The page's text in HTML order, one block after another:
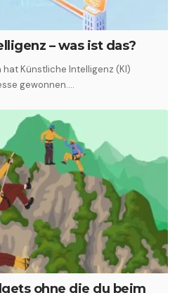
– was ist das?
Künstliche Intelligenz (KI)
gewonnen.…
ohne die du beim